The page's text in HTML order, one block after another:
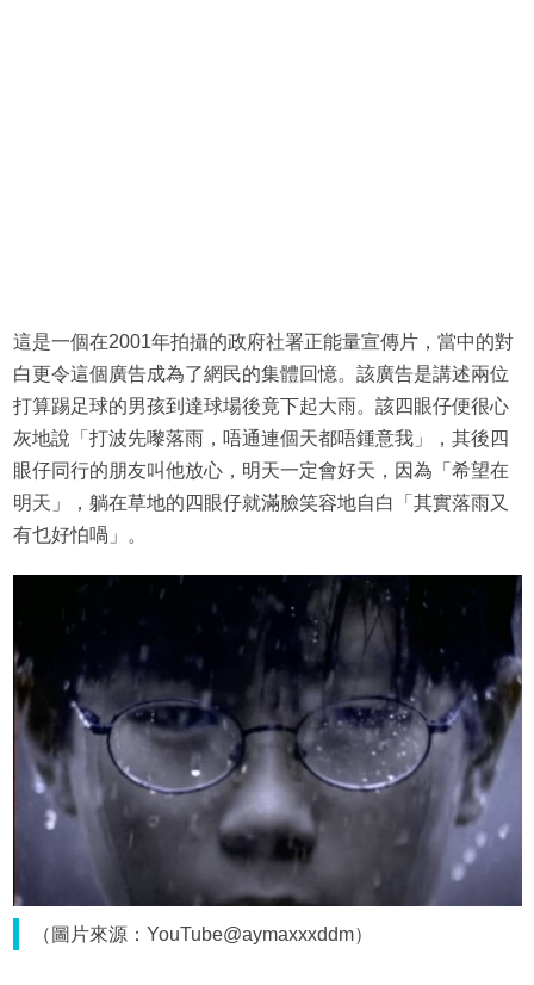
這是一個在2001年拍攝的政府社署正能量宣傳片，當中的對
白更令這個廣告成為了網民的集體回憶。該廣告是講述兩位
打算踢足球的男孩到達球場後竟下起大雨。該四眼仔便很心
灰地說「打波先嚟落雨，唔通連個天都唔鍾意我」，其後四
眼仔同行的朋友叫他放心，明天一定會好天，因為「希望在
明天」，躺在草地的四眼仔就滿臉笑容地自白「其實落雨又
有乜好怕喎」。
（圖片來源：YouTube@aymaxxxddm）